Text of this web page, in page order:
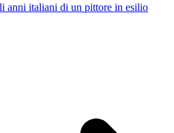
anni italiani di un pittore in esilio